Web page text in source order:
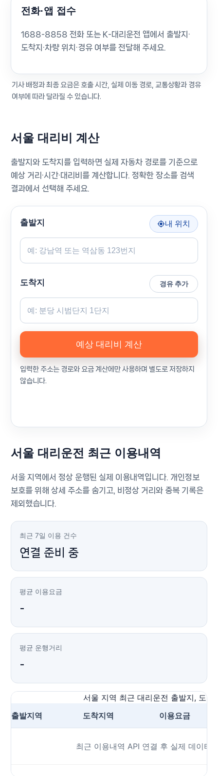
전화·앱 접수
1688-8858 전화 또는 K-대리운전 앱에서 출발지·
도착지·차량 위치·경유 여부를 전달해 주세요.
기사 배정과 최종 요금은 호출 시간, 실제 이동 경로, 교통상황과 경유
여부에 따라 달라질 수 있습니다.
서울 대리비 계산
출발지와 도착지를 입력하면 실제 자동차 경로를 기준으로
예상 거리·시간·대리비를 계산합니다. 정확한 장소를 검색
결과에서 선택해 주세요.
출발지 내 위치
도착지 경유 추가
예상 대리비 계산
입력한 주소는 경로와 요금 계산에만 사용하며 별도로 저장하지
않습니다.
서울 대리운전 최근 이용내역
서울 지역에서 정상 운행된 실제 이용내역입니다. 개인정보
보호를 위해 상세 주소를 숨기고, 비정상 거리와 중복 기록은
제외했습니다.
최근 7일 이용 건수
연결 준비 중
평균 이용요금
-
평균 운행거리
-
서울 지역 최근 대리운전 출발지, 도착
출발지역
도착지역 이용요금
최근 이용내역 API 연결 후 실제 데이터